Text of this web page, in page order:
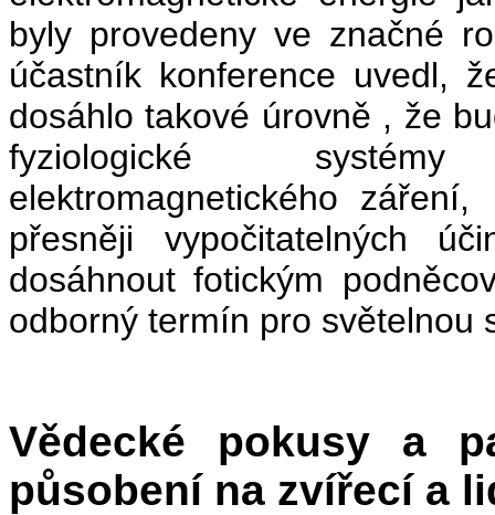
byly provedeny ve značné
účastník konference uvedl,
dosáhlo takové úrovně , že
fyziologické
elektromagnetického
přesněji vypočitatelných
dosáhnout fotickým
odborný termín pro světelnou
Vědecké pokusy a
působení na zvířecí a